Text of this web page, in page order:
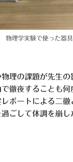
物理学実験で使った器具
理の課題が先生
徹夜することも
ポートによる二徹
過ごして体調を崩